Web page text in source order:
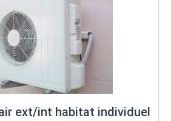
air ext/int habitat individuel